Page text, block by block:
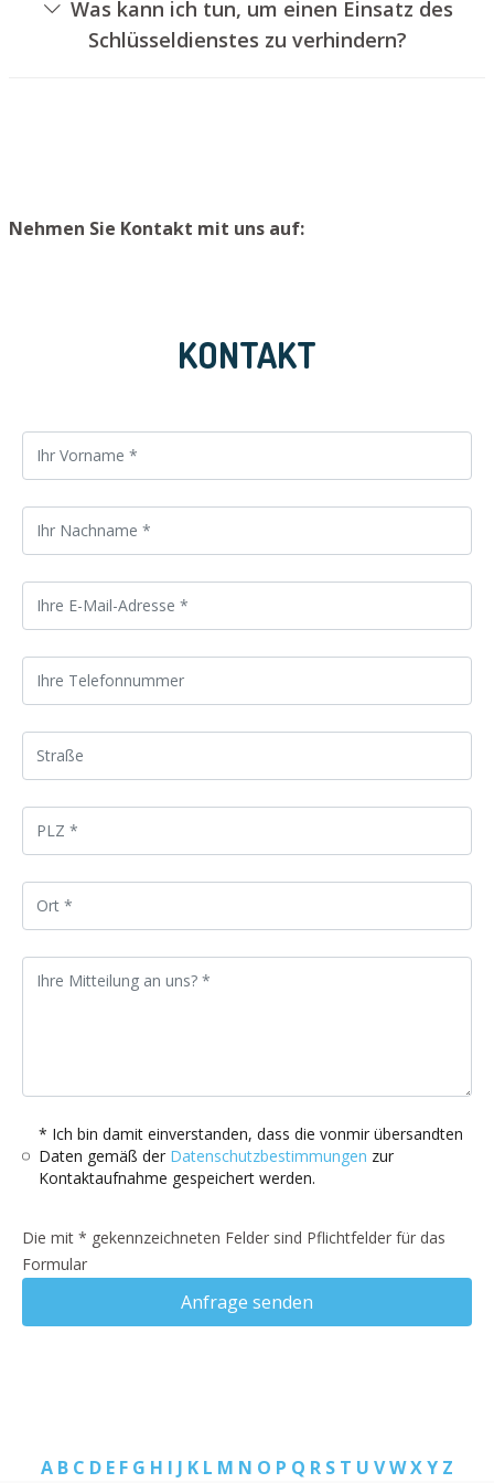
erfolgen, ohne das Schloss aufzubohren. Wir setzen
Ihnen jedoch einen neuen Schließzylinder ein, sodass die
Was kann ich tun, um einen Einsatz des
Schlüsseldienstes zu verhindern?
Nehmen Sie Kontakt mit uns auf:
KONTAKT
* Ich bin damit einverstanden, dass die vonmir übersandten
Daten gemäß der Datenschutzbestimmungen zur
Kontaktaufnahme gespeichert werden.
Die mit * gekennzeichneten Felder sind Pflichtfelder für das
Formular
Anfrage senden
A B C D E F G H I J K L M N O P Q R S T U VWXY Z